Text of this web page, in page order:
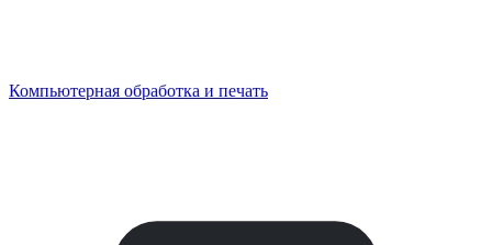
Компьютерная обработка и печать